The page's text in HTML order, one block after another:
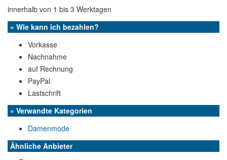
innerhalb von 1 bis 3 Werktagen
» Wie kann ich bezahlen?
Vorkasse
Nachnahme
auf Rechnung
PayPal
Lastschrift
» Verwandte Kategorien
Damenmode
Ähnliche Anbieter